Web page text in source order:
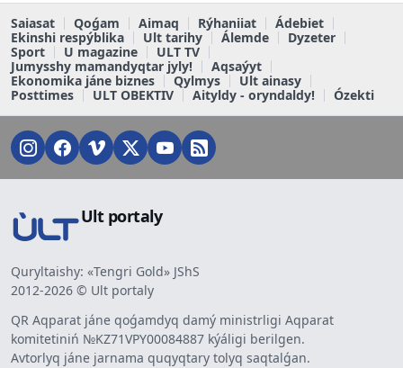
Saiasat Qoǵam Aimaq Rýhaniiat
Ádebiet
Ekinshi respýblika
Ult tarihy Álemde
Dyzeter
Sport
U magazine
ULT TV
Jumysshy mamandyqtar jyly!
Aqsaýyt
Ekonomika jáne biznes
Qylmys
Ult ainasy
Posttimes
ULT OBEKTIV Aityldy - oryndaldy! Ózekti
Ult portaly
Quryltaishy: «Tengri Gold» JShS
2012-2026 © Ult portaly
QR Aqparat jáne qoǵamdyq damý ministrligi Aqparat
komitetiniń №KZ71VPY00084887 kýáligi berilgen.
Avtorlyq jáne jarnama quqyqtary tolyq saqtalǵan.